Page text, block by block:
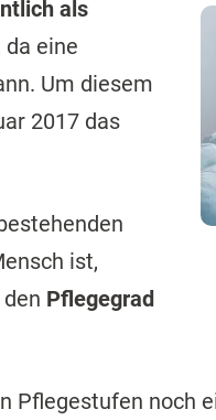
als
eine
Um diesem
2017 das
ist,
Pflegegrad
Pflegestufen noch